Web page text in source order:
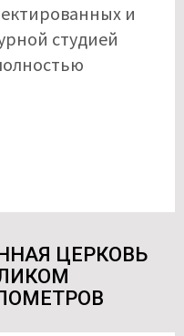
и
студией
ЦЕРКОВЬ